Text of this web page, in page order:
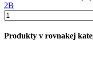
2B
Produkty v rovnakej